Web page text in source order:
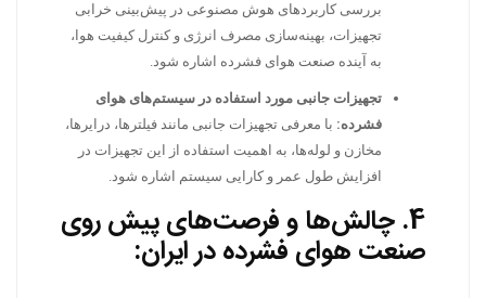
بررسی کاربردهای هوش مصنوعی در پیش‌بینی خرابی
تجهیزات، بهینه‌سازی مصرف انرژی و کنترل کیفیت هوا،
به آینده صنعت هوای فشرده اشاره شود.
تجهیزات جانبی مورد استفاده در سیستم‌های هوای
فشرده: با معرفی تجهیزات جانبی مانند فیلترها، درایرها،
مخازن و لوله‌ها، به اهمیت استفاده از این تجهیزات در
افزایش طول عمر و کارایی سیستم اشاره شود.
4. چالش‌ها و فرصت‌های پیش روی
صنعت هوای فشرده در ایران: